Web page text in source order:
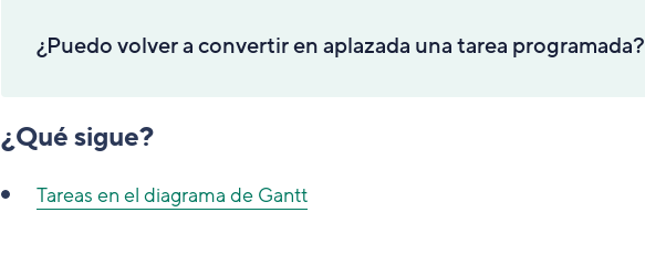
¿Puedo volver a convertir en aplazada una tarea programada?
¿Qué sigue?
Tareas en el diagrama de Gantt